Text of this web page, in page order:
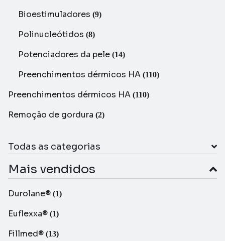
Bioestimuladores (9)
Polinucleótidos (8)
Potenciadores da pele (14)
Preenchimentos dérmicos HA (110)
Preenchimentos dérmicos HA (110)
Remoção de gordura (2)
Todas as categorias
Mais vendidos
Durolane® (1)
Euflexxa® (1)
Fillmed® (13)